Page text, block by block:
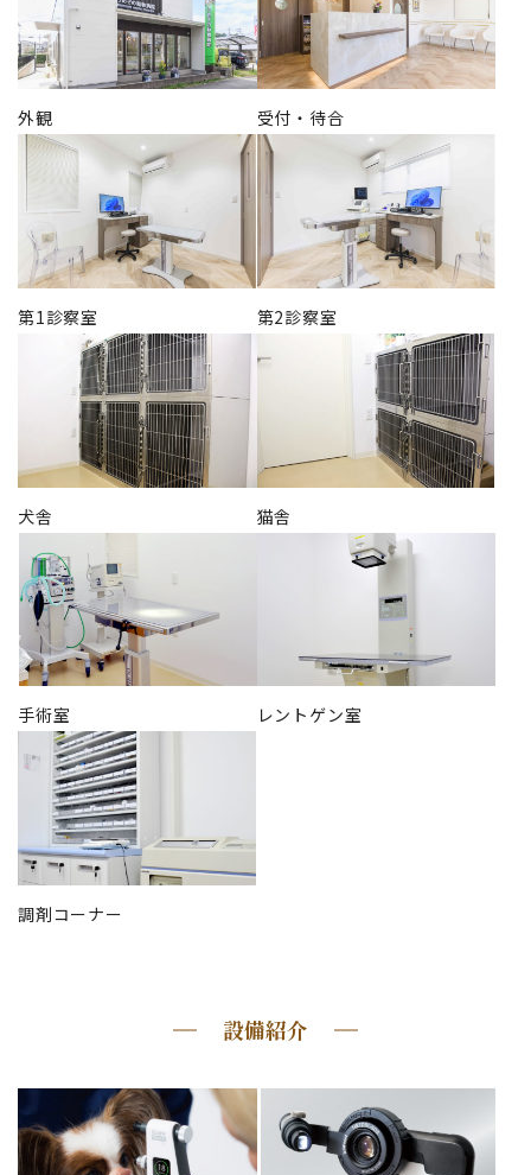
外観 受付・待合
第1診察室 第2診察室
犬舎 猫舎
手術室 レントゲン室
調剤コーナー
設備紹介